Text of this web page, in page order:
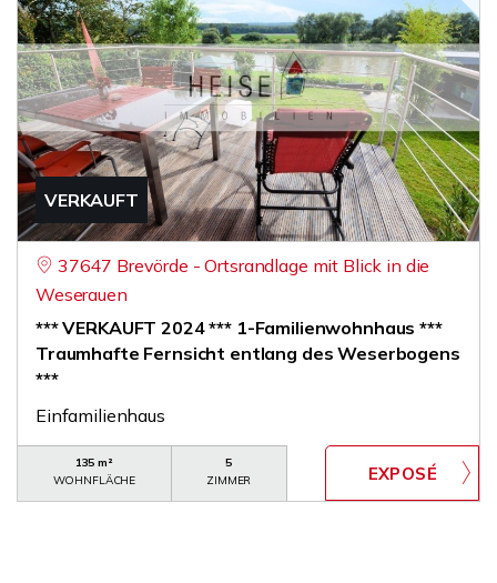
VERKAUFT
37647 Brevörde - Ortsrandlage mit Blick in die
Weserauen
*** VERKAUFT 2024 *** 1-Familienwohnhaus ***
Traumhafte Fernsicht entlang des Weserbogens
***
Einfamilienhaus
135 m²
WOHNFLÄCHE
5
ZIMMER